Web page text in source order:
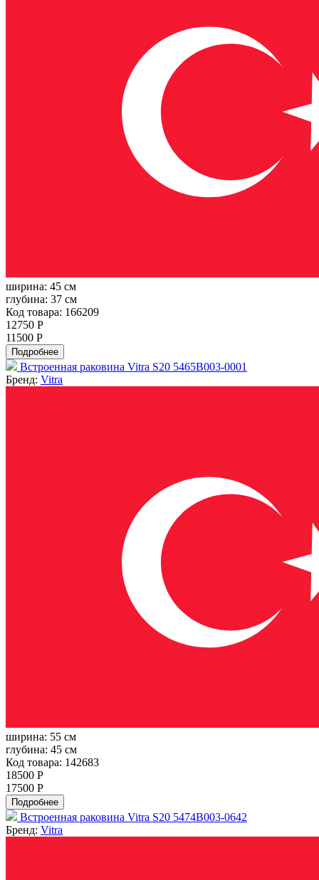
ширина: 45 см
глубина: 37 см
Код товара: 166209
12750 Р
11500 Р
Подробнее
Встроенная раковина Vitra S20 5465B003-0001
Бренд: Vitra
ширина: 55 см
глубина: 45 см
Код товара: 142683
18500 Р
17500 Р
Подробнее
Встроенная раковина Vitra S20 5474B003-0642
Бренд: Vitra